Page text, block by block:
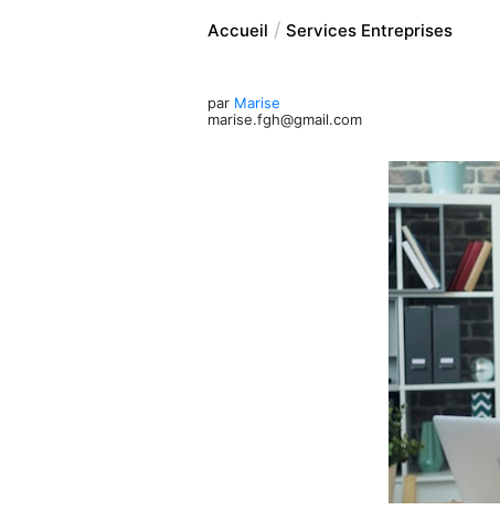
Accueil Services Entreprises
par Marise
marise.fgh@gmail.com